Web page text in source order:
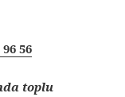
96 56
toplu